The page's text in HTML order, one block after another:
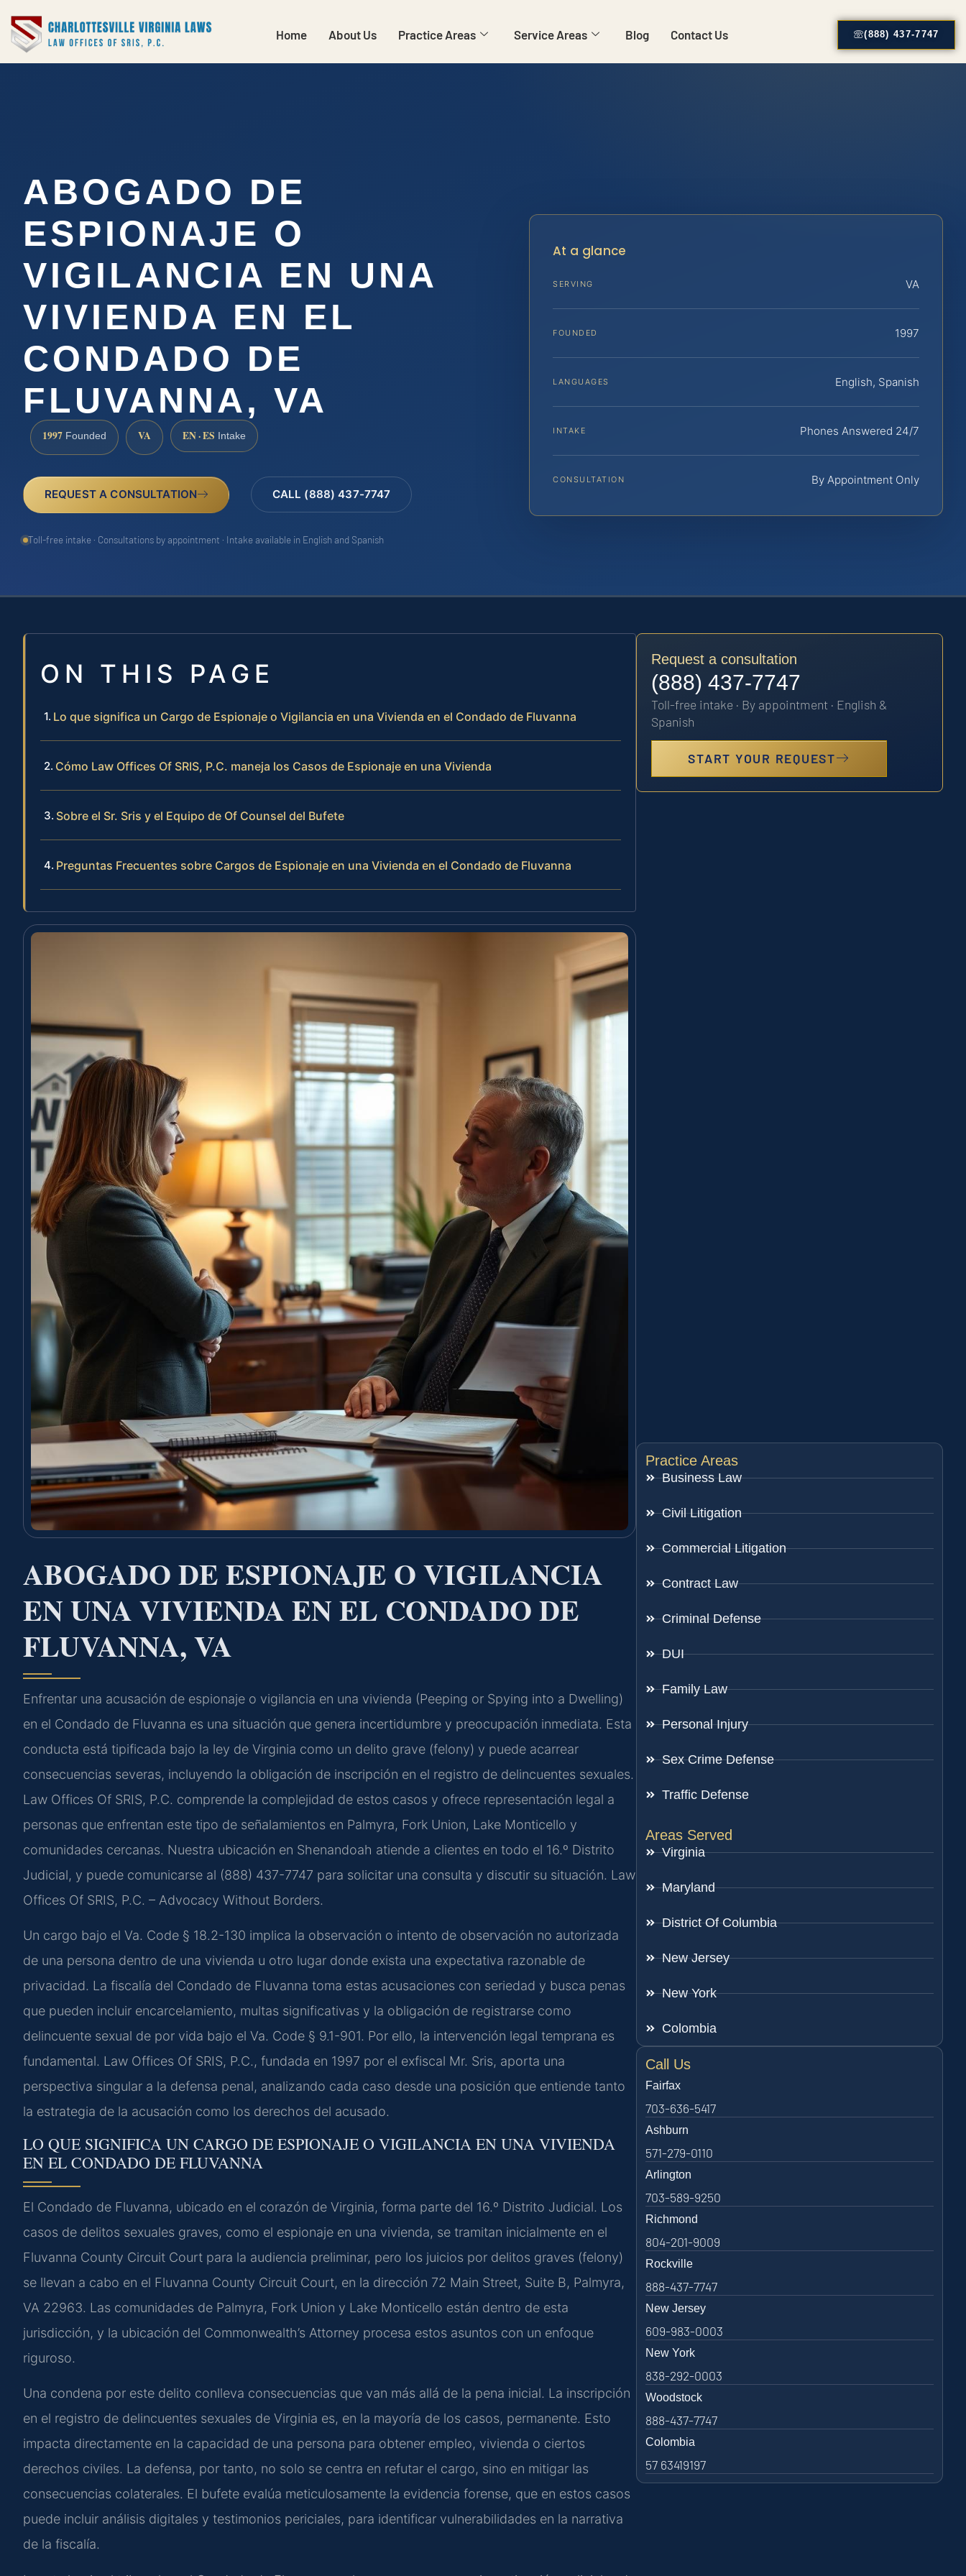
Home About Us Practice Areas Service Areas Blog Contact Us (888) 437-7747
ABOGADO DE
ESPIONAJE O
VIGILANCIA EN UNA
VIVIENDA EN EL
CONDADO DE
FLUVANNA, VA
1997 Founded VA EN · ES Intake
REQUEST A CONSULTATION CALL (888) 437-7747
Toll-free intake · Consultations by appointment · Intake available in English and Spanish
At a glance
SERVING VA
FOUNDED 1997
LANGUAGES English, Spanish
INTAKE Phones Answered 24/7
CONSULTATION By Appointment Only
ON THIS PAGE
Lo que significa un Cargo de Espionaje o Vigilancia en una Vivienda en el Condado de Fluvanna
Cómo Law Offices Of SRIS, P.C. maneja los Casos de Espionaje en una Vivienda
Sobre el Sr. Sris y el Equipo de Of Counsel del Bufete
Preguntas Frecuentes sobre Cargos de Espionaje en una Vivienda en el Condado de Fluvanna
ABOGADO DE ESPIONAJE O VIGILANCIA
EN UNA VIVIENDA EN EL CONDADO DE
FLUVANNA, VA
Enfrentar una acusación de espionaje o vigilancia en una vivienda (Peeping or Spying into a Dwelling)
en el Condado de Fluvanna es una situación que genera incertidumbre y preocupación inmediata. Esta
conducta está tipificada bajo la ley de Virginia como un delito grave (felony) y puede acarrear
consecuencias severas, incluyendo la obligación de inscripción en el registro de delincuentes sexuales.
Law Offices Of SRIS, P.C. comprende la complejidad de estos casos y ofrece representación legal a
personas que enfrentan este tipo de señalamientos en Palmyra, Fork Union, Lake Monticello y
comunidades cercanas. Nuestra ubicación en Shenandoah atiende a clientes en todo el 16.º Distrito
Judicial, y puede comunicarse al (888) 437-7747 para solicitar una consulta y discutir su situación. Law
Offices Of SRIS, P.C. – Advocacy Without Borders.
Un cargo bajo el Va. Code § 18.2-130 implica la observación o intento de observación no autorizada
de una persona dentro de una vivienda u otro lugar donde exista una expectativa razonable de
privacidad. La fiscalía del Condado de Fluvanna toma estas acusaciones con seriedad y busca penas
que pueden incluir encarcelamiento, multas significativas y la obligación de registrarse como
delincuente sexual de por vida bajo el Va. Code § 9.1-901. Por ello, la intervención legal temprana es
fundamental. Law Offices Of SRIS, P.C., fundada en 1997 por el exfiscal Mr. Sris, aporta una
perspectiva singular a la defensa penal, analizando cada caso desde una posición que entiende tanto
la estrategia de la acusación como los derechos del acusado.
LO QUE SIGNIFICA UN CARGO DE ESPIONAJE O VIGILANCIA EN UNA VIVIENDA
EN EL CONDADO DE FLUVANNA
El Condado de Fluvanna, ubicado en el corazón de Virginia, forma parte del 16.º Distrito Judicial. Los
casos de delitos sexuales graves, como el espionaje en una vivienda, se tramitan inicialmente en el
Fluvanna County Circuit Court para la audiencia preliminar, pero los juicios por delitos graves (felony)
se llevan a cabo en el Fluvanna County Circuit Court, en la dirección 72 Main Street, Suite B, Palmyra,
VA 22963. Las comunidades de Palmyra, Fork Union y Lake Monticello están dentro de esta
jurisdicción, y la ubicación del Commonwealth’s Attorney procesa estos asuntos con un enfoque
riguroso.
Una condena por este delito conlleva consecuencias que van más allá de la pena inicial. La inscripción
en el registro de delincuentes sexuales de Virginia es, en la mayoría de los casos, permanente. Esto
impacta directamente en la capacidad de una persona para obtener empleo, vivienda o ciertos
derechos civiles. La defensa, por tanto, no solo se centra en refutar el cargo, sino en mitigar las
consecuencias colaterales. El bufete evalúa meticulosamente la evidencia forense, que en estos casos
puede incluir análisis digitales y testimonios periciales, para identificar vulnerabilidades en la narrativa
de la fiscalía.
Request a consultation
(888) 437-7747
Toll-free intake · By appointment · English &
Spanish
START YOUR REQUEST
Practice Areas
Business Law
Civil Litigation
Commercial Litigation
Contract Law
Criminal Defense
DUI
Family Law
Personal Injury
Sex Crime Defense
Traffic Defense
Areas Served
Virginia
Maryland
District Of Columbia
New Jersey
New York
Colombia
Call Us
Fairfax
703-636-5417
Ashburn
571-279-0110
Arlington
703-589-9250
Richmond
804-201-9009
Rockville
888-437-7747
New Jersey
609-983-0003
New York
838-292-0003
Woodstock
888-437-7747
Colombia
57 63419197